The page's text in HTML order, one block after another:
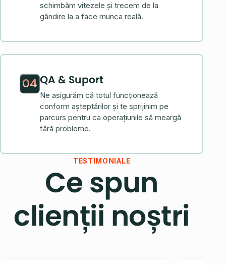
schimbăm vitezele și trecem de la
gândire la a face munca reală.
04 QA & Suport
Ne asigurăm că totul funcționează
conform așteptărilor și te sprijinim pe
parcurs pentru ca operațiunile să meargă
fără probleme.
TESTIMONIALE
Ce spun
clienții noștri